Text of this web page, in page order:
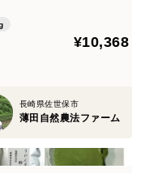
要なことだと信じて
ですよ！！
¥10,368
長崎県佐世保市
薄田自然農法ファーム